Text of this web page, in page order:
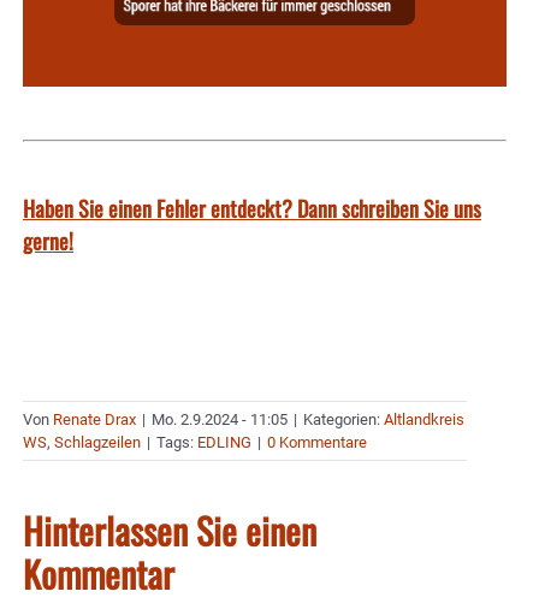
Haben Sie einen Fehler entdeckt? Dann schreiben Sie uns
gerne!
Von Renate Drax | Mo. 2.9.2024 - 11:05 | Kategorien: Altlandkreis
WS, Schlagzeilen | Tags: EDLING | 0 Kommentare
Hinterlassen Sie einen
Kommentar